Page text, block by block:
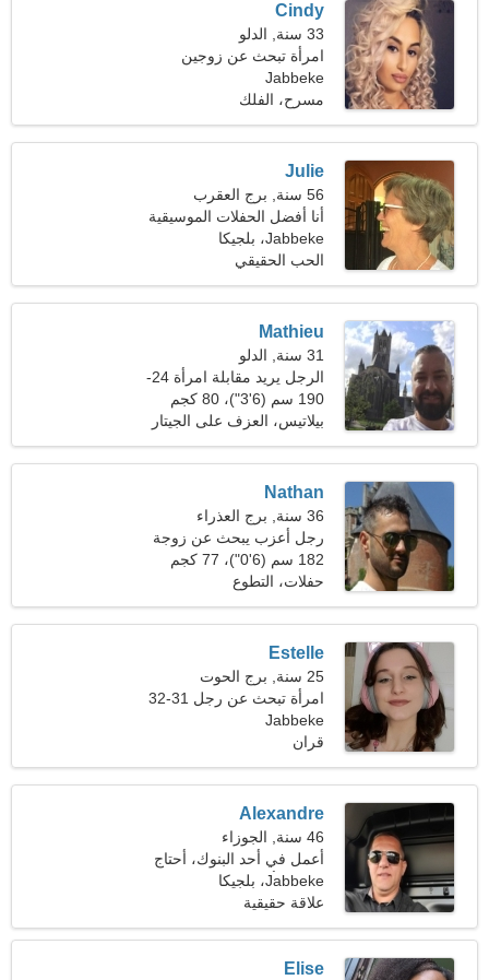
Cindy
33 سنة, الدلو
امرأة تبحث عن زوجين
Jabbeke
مسرح، الفلك
Julie
56 سنة, برج العقرب
أنا أفضل الحفلات الموسيقية
والنوادي الليلية
Jabbeke، بلجيكا
الحب الحقيقي
Mathieu
31 سنة, الدلو
الرجل يريد مقابلة امرأة 24-
31
190 سم (6'3")، 80 كجم
(176 رطلا)
بيلاتيس، العزف على الجيتار
Nathan
36 سنة, برج العذراء
رجل أعزب يبحث عن زوجة
182 سم (6'0")، 77 كجم
(169 رطلا)
حفلات، التطوع
Estelle
25 سنة, برج الحوت
امرأة تبحث عن رجل 31-32
Jabbeke
قران
Alexandre
46 سنة, الجوزاء
أعمل في أحد البنوك، أحتاج
إلى امرأة رائعة
Jabbeke، بلجيكا
علاقة حقيقية
Elise